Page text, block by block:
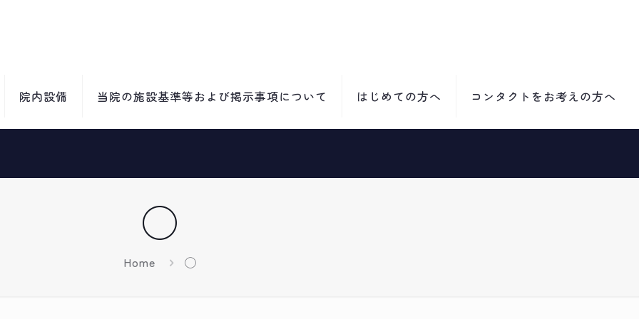
院内設備 当院の施設基準等および掲示事項について はじめての方へ コンタクトをお考えの方へ
◯
Home ◯